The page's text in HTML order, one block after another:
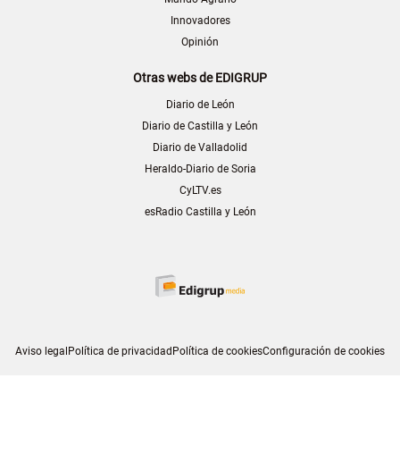
Innovadores
Opinión
Otras webs de EDIGRUP
Diario de León
Diario de Castilla y León
Diario de Valladolid
Heraldo-Diario de Soria
CyLTV.es
esRadio Castilla y León
Aviso legalPolítica de privacidadPolítica de cookiesConfiguración de cookies